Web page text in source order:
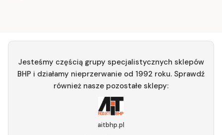
Jesteśmy częścią grupy specjalistycznych sklepów
BHP i działamy nieprzerwanie od 1992 roku. Sprawdź
również nasze pozostałe sklepy:
aitbhp.pl